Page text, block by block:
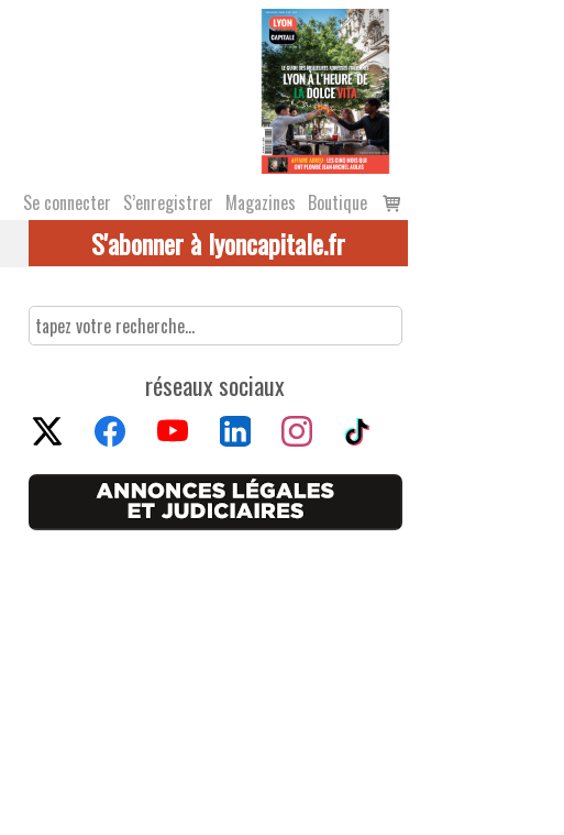
Se connecter S’enregistrer Magazines Boutique
Voir
le
S'abonner à lyoncapitale.fr
réseaux sociaux